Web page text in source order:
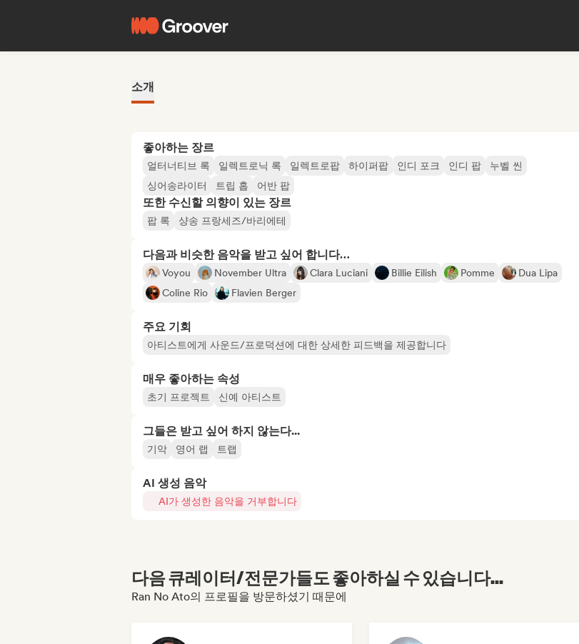
소개
좋아하는 장르
얼터너티브 록 일렉트로닉 록 일렉트로팝 하이퍼팝 인디 포크 인디 팝
누벨 씬
싱어송라이터
트립 홉 어반 팝
또한 수신할 의향이 있는 장르
팝 록 샹송 프랑세즈/바리에테
다음과 비슷한 음악을 받고 싶어 합니다…
Voyou November Ultra Clara Luciani Billie Eilish Pomme
Dua Lipa
Coline Rio
Flavien Berger
주요 기회
아티스트에게 사운드/프로덕션에 대한 상세한 피드백을 제공합니다
매우 좋아하는 속성
초기 프로젝트 신예 아티스트
그들은 받고 싶어 하지 않는다...
기악 영어 랩 트랩
AI 생성 음악
AI가 생성한 음악을 거부합니다
다음 큐레이터/전문가들도 좋아하실 수 있습니다...
Ran No Ato의 프로필을 방문하셨기 때문에